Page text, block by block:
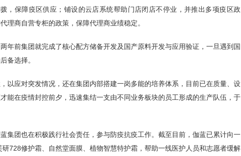
，保障疫区供应；铺设的云店系统帮助门店闭店不停业，并推出多项疫区政
理商自营专柜的政策，保障代理商业绩稳定。
年前集团就完成了核心配方储备开发及国产原料开发与应用验证，一旦遇到国
备选择。
以应对突发情况，还在集团内部搭建一岗多能的培养体系，目前已在质量、设
能在疫情封控前夕，迅速集结一支由不同业务板块的员工形成的生产队伍，于
集团也在积极践行社会责任，参与防疫抗疫工作。截至目前，伽蓝已累计向一
728修护霜、自然堂面膜、植物智慧特护霜，帮助一线医护人员和志愿者缓解